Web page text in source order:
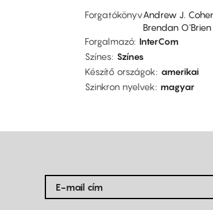
ForgatókönyvAndrew J.
Brendan O'Brien
Forgalmazó InterCom
Színes Színes
Készítő országok
amerikai
Szinkron nyelvek
magyar